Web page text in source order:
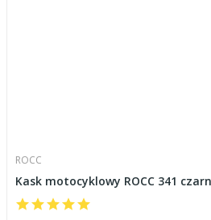
ROCC
Kask motocyklowy ROCC 341